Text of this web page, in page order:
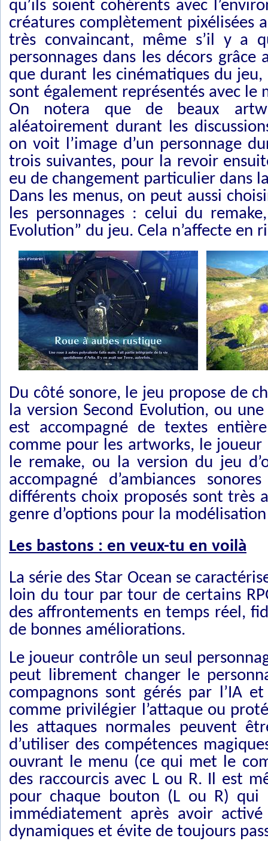
qu’ils soient cohérents avec
créatures complètement pixélisées
très convaincant, même s’il y a
personnages dans les décors
que durant les cinématiques du
sont également représentés avec le
On notera que de beaux
aléatoirement durant les
on voit l’image d’un personnage
trois suivantes, pour la revoir
eu de changement particulier dans
Dans les menus, on peut aussi
les personnages : celui du
Evolution” du jeu. Cela n’affecte
Du côté sonore, le jeu propose de
la version Second Evolution, ou
est accompagné de textes
comme pour les artworks, le
le remake, ou la version du jeu
accompagné d’ambiances
différents choix proposés sont très
genre d’options pour la
Les bastons : en veux-tu en voilà
La série des Star Ocean se
loin du tour par tour de certains
des affrontements en temps réel,
de bonnes améliorations.
Le joueur contrôle un seul
peut librement changer le
compagnons sont gérés par l’IA
comme privilégier l’attaque ou
les attaques normales peuvent
d’utiliser des compétences
ouvrant le menu (ce qui met le
des raccourcis avec L ou R. Il est
pour chaque bouton (L ou R) qui
immédiatement après avoir
dynamiques et évite de toujours